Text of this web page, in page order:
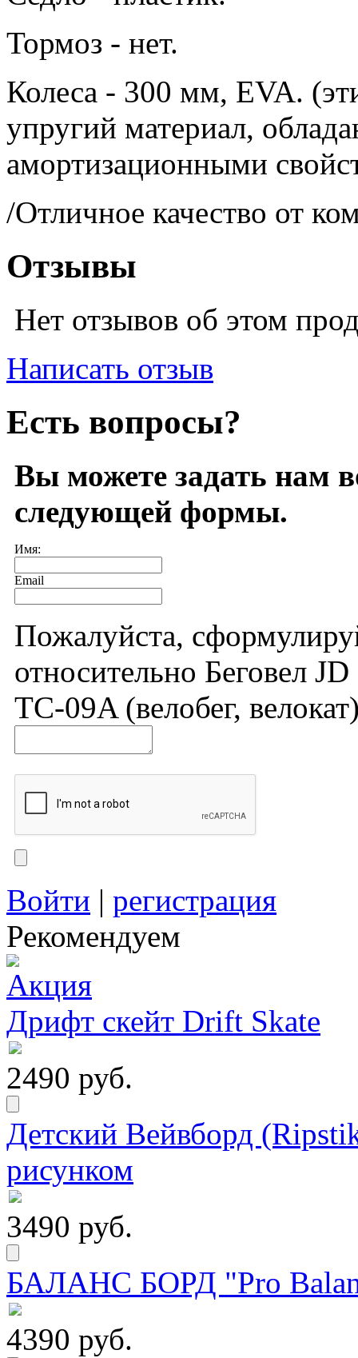
Тормоз - нет.
Колеса - 300 мм, EVA.
упругий материал,
амортизационными
/Отличное качество от
Отзывы
Нет отзывов об этом
Написать отзыв
Есть вопросы?
Вы можете задать нам
следующей формы.
Имя:
Email
Пожалуйста,
относительно Беговел
TC-09A (велобег,
Войти | регистрация
Рекомендуем
Дрифт скейт Drift Skate
2490 руб.
Детский Вейвборд
рисунком
3490 руб.
БАЛАНС БОРД "Pro
4390 руб.